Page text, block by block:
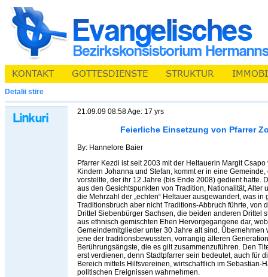
Detalii stire
21.09.09 08:58 Age: 17 yrs
Feierliche Einsetzung von Pfarrer
By: Hannelore Baier
Pfarrer Kezdi ist seit 2003 mit der Heltauerin Margit
Kindern Johanna und Stefan, kommt er in eine
vorstellte, der ihr 12 Jahre (bis Ende 2008) gedient hatte.
aus den Gesichtspunkten von Tradition, Nationalität, Alter
die Mehrzahl der „echten“ Heltauer ausgewandert, was in
Traditionsbruch aber nicht Traditions-Abbruch führte, von
Drittel Siebenbürger Sachsen, die beiden anderen Drittel
aus ethnisch gemischten Ehen Hervorgegangene dar,
Gemeindemitglieder unter 30 Jahre alt sind.
jene der traditionsbewussten, vorrangig älteren
Berührungsängste, die es gilt zusammenzuführen. Den
erst verdienen, denn Stadtpfarrer sein bedeutet, auch für
Bereich mittels Hilfsvereinen, wirtschaftlich im Sebastian-
politischen Ereignissen wahrnehmen.